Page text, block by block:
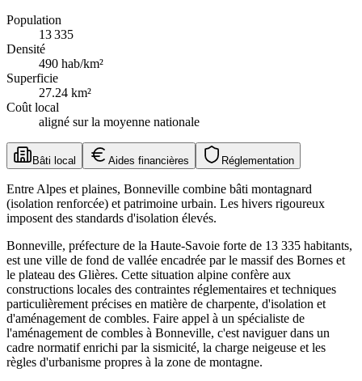
Population
13 335
Densité
490 hab/km²
Superficie
27.24 km²
Coût local
aligné sur la moyenne nationale
Bâti local Aides financières Réglementation
Entre Alpes et plaines, Bonneville combine bâti montagnard
(isolation renforcée) et patrimoine urbain. Les hivers rigoureux
imposent des standards d'isolation élevés.
Bonneville, préfecture de la Haute-Savoie forte de 13 335 habitants,
est une ville de fond de vallée encadrée par le massif des Bornes et
le plateau des Glières. Cette situation alpine confère aux
constructions locales des contraintes réglementaires et techniques
particulièrement précises en matière de charpente, d'isolation et
d'aménagement de combles. Faire appel à un spécialiste de
l'aménagement de combles à Bonneville, c'est naviguer dans un
cadre normatif enrichi par la sismicité, la charge neigeuse et les
règles d'urbanisme propres à la zone de montagne.